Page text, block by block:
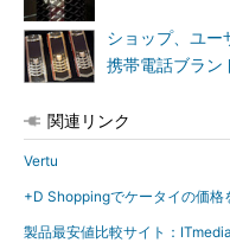
ショップ、ユ
携帯電話ブラン
関連リンク
Vertu
+D Shoppingでケータイの価格
製品最安値比較サイト：